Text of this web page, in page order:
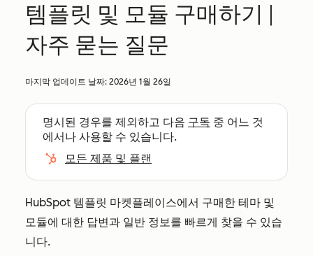
템플릿 및 모듈 구매하기 |
자주 묻는 질문
마지막 업데이트 날짜: 2026년 1월 26일
명시된 경우를 제외하고 다음 구독 중 어느 것
에서나 사용할 수 있습니다.
모든 제품 및 플랜
HubSpot 템플릿 마켓플레이스에서 구매한 테마 및
모듈에 대한 답변과 일반 정보를 빠르게 찾을 수 있습
니다.